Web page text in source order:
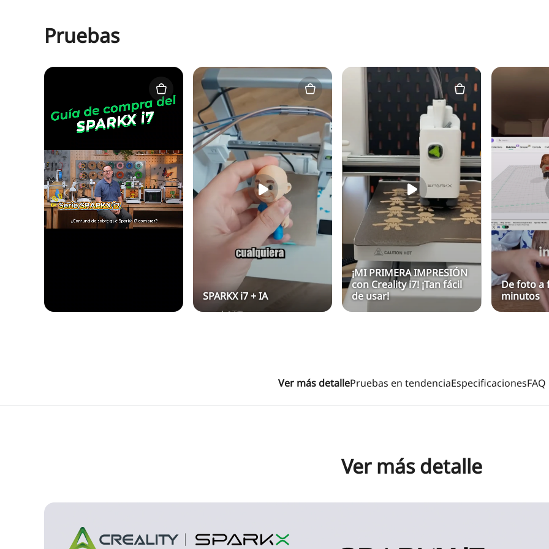
Pruebas
SPARKX i7 + IA
¡MI PRIMERA IMPRESIÓN
con Creality i7! ¡Tan fácil
de usar!
De foto a
minutos
Ver más detallePruebas en tendenciaEspecificacionesFAQ
Ver más detalle